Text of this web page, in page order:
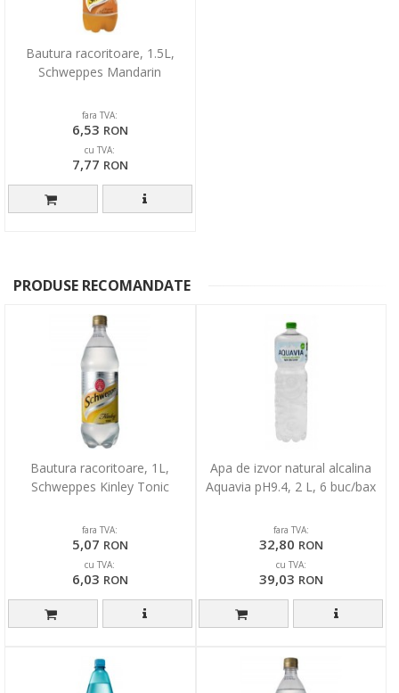
Bautura racoritoare, 1.5L,
Schweppes Mandarin
fara TVA:
6,53 RON
cu TVA:
7,77 RON
PRODUSE RECOMANDATE
Bautura racoritoare, 1L,
Schweppes Kinley Tonic
fara TVA:
5,07 RON
cu TVA:
6,03 RON
Apa de izvor natural alcalina
Aquavia pH9.4, 2 L, 6 buc/bax
fara TVA:
32,80 RON
cu TVA:
39,03 RON